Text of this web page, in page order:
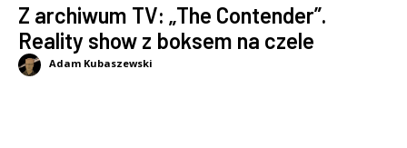
Z archiwum TV: „The Contender”.
Reality show z boksem na czele
Adam Kubaszewski